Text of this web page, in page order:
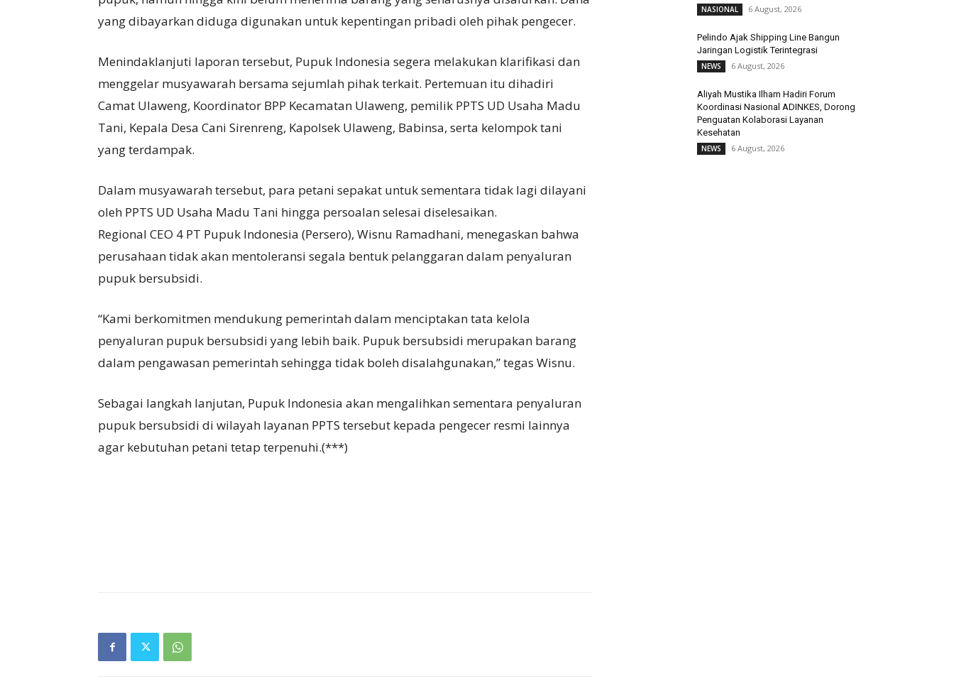
yang dibayarkan diduga digunakan untuk kepentingan pribadi oleh pihak pengecer.
Menindaklanjuti laporan tersebut, Pupuk Indonesia segera melakukan klarifikasi dan
menggelar musyawarah bersama sejumlah pihak terkait. Pertemuan itu dihadiri
Camat Ulaweng, Koordinator BPP Kecamatan Ulaweng, pemilik PPTS UD Usaha Madu
Tani, Kepala Desa Cani Sirenreng, Kapolsek Ulaweng, Babinsa, serta kelompok tani
yang terdampak.
Dalam musyawarah tersebut, para petani sepakat untuk sementara tidak lagi dilayani
oleh PPTS UD Usaha Madu Tani hingga persoalan selesai diselesaikan.
Regional CEO 4 PT Pupuk Indonesia (Persero), Wisnu Ramadhani, menegaskan bahwa
perusahaan tidak akan mentoleransi segala bentuk pelanggaran dalam penyaluran
pupuk bersubsidi.
“Kami berkomitmen mendukung pemerintah dalam menciptakan tata kelola
penyaluran pupuk bersubsidi yang lebih baik. Pupuk bersubsidi merupakan barang
dalam pengawasan pemerintah sehingga tidak boleh disalahgunakan,” tegas Wisnu.
Sebagai langkah lanjutan, Pupuk Indonesia akan mengalihkan sementara penyaluran
pupuk bersubsidi di wilayah layanan PPTS tersebut kepada pengecer resmi lainnya
agar kebutuhan petani tetap terpenuhi.(***)
NASIONAL 6 August, 2026
Pelindo Ajak Shipping Line Bangun
Jaringan Logistik Terintegrasi
NEWS 6 August, 2026
Aliyah Mustika Ilham Hadiri Forum
Koordinasi Nasional ADINKES, Dorong
Penguatan Kolaborasi Layanan
Kesehatan
NEWS 6 August, 2026